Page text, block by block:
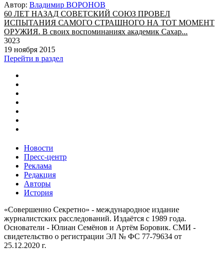
Автор: Владимир ВОРОНОВ
60 ЛЕТ НАЗАД СОВЕТСКИЙ СОЮЗ ПРОВЕЛ
ИСПЫТАНИЯ САМОГО СТРАШНОГО НА ТОТ МОМЕНТ
ОРУЖИЯ. В своих воспоминаниях академик Сахар...
3023
19 ноября 2015
Перейти в раздел
Новости
Пресс-центр
Реклама
Редакция
Авторы
История
«Совершенно Секретно» - международное издание
журналистских расследований. Издаётся с 1989 года.
Основатели - Юлиан Семёнов и Артём Боровик. CМИ -
свидетельство о регистрации ЭЛ № ФС 77-79634 от
25.12.2020 г.